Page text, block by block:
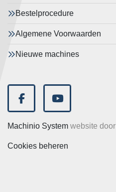
Bestelprocedure
Algemene Voorwaarden
Nieuwe machines
facebookyoutube
Machinio System website door
Cookies beheren